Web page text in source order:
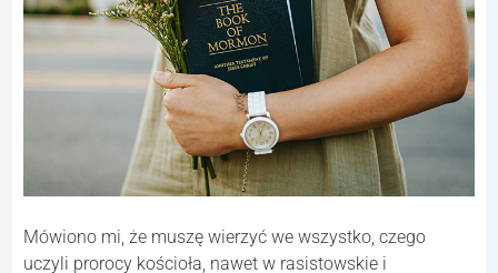
Mówiono mi, że muszę wierzyć we wszystko, czego
uczyli prorocy kościoła, nawet w rasistowskie i